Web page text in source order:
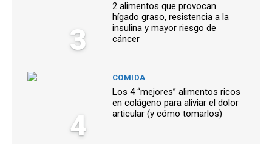
3
2 alimentos que provocan
hígado graso, resistencia a la
insulina y mayor riesgo de
cáncer
4
COMIDA
Los 4 “mejores” alimentos ricos
en colágeno para aliviar el dolor
articular (y cómo tomarlos)